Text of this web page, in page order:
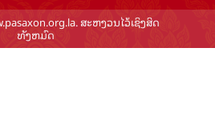
ສະຫງວນໄວ້ເຊິງສິດ
ທັງຫມົດ